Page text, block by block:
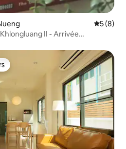
5 (8)
II - Arrivée